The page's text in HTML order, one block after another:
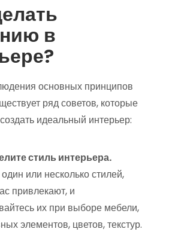
в
основных принципов
ряд советов, которые
идеальный интерьер:
стиль интерьера.
или несколько стилей,
привлекают, и
их при выборе мебели,
элементов, цветов, текстур.